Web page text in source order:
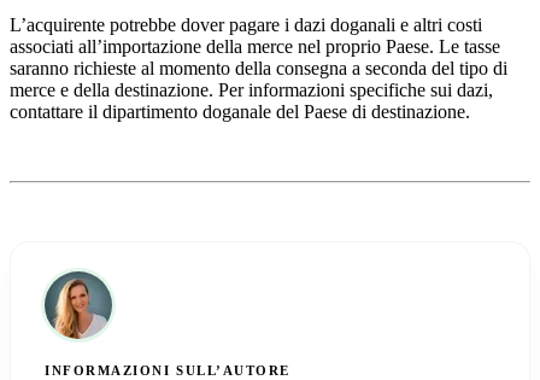
L’acquirente potrebbe dover pagare i dazi doganali e altri costi
associati all’importazione della merce nel proprio Paese. Le tasse
saranno richieste al momento della consegna a seconda del tipo di
merce e della destinazione. Per informazioni specifiche sui dazi,
contattare il dipartimento doganale del Paese di destinazione.
INFORMAZIONI SULL’AUTORE